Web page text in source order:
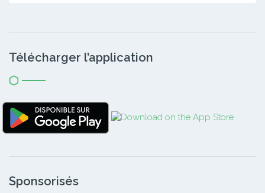
Télécharger l’application
Sponsorisés